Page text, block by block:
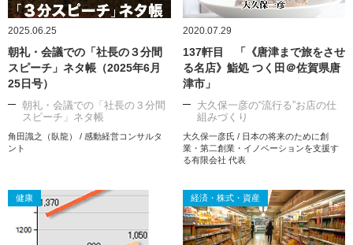
2025.06.25
朝礼・会議での「社長の３分間
スピーチ」ネタ帳（2025年6月
25日号）
朝礼・会議での「社長の３分間
スピーチ」ネタ帳
角田識之（臥龍） / 感動経営コンサルタ
ント
2020.07.29
137軒目 「《唐津まで旅をさせ
る名店》鮨処 つく田＠佐賀県唐
津市」
大久保一彦の“流行る”お店の仕
組みづくり
大久保一彦氏 / 日本の将来のために創
業・第二創業・イノベーションを支援す
る有限会社 代表
健康 経済・株式・資産